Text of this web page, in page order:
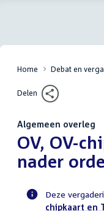
Home Debat en
Delen
Algemeen overleg
:OV, OV-
nader
Deze
chipkaart en